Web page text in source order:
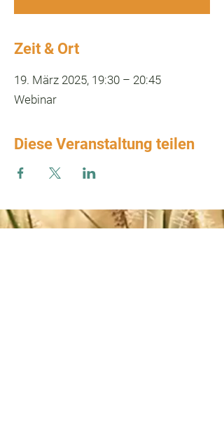
Zeit & Ort
19. März 2025, 19:30 – 20:45
Webinar
Diese Veranstaltung teilen